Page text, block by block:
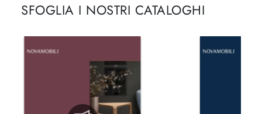
SFOGLIA I NOSTRI CATALOGHI